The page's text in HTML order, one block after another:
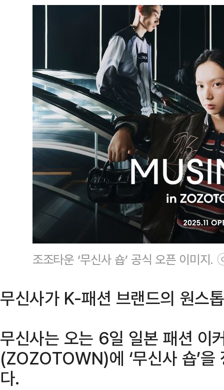
조조타운 ‘무신사 숍’ 공식 오픈 이미지.
무신사가 K-패션 브랜드의 원스
무신사는 오는 6일 일본 패션 이
(ZOZOTOWN)에 ‘무신사 숍’
다.